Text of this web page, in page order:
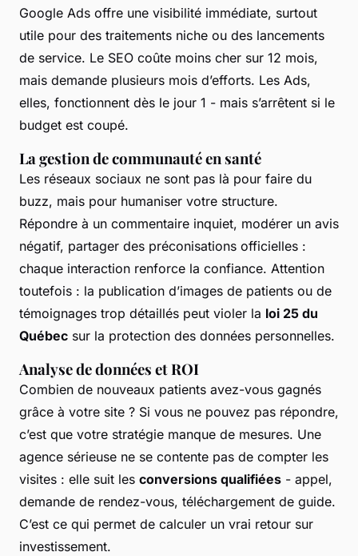
Google Ads offre une visibilité immédiate, surtout
utile pour des traitements niche ou des lancements
de service. Le SEO coûte moins cher sur 12 mois,
mais demande plusieurs mois d’efforts. Les Ads,
elles, fonctionnent dès le jour 1 - mais s’arrêtent si le
budget est coupé.
La gestion de communauté en santé
Les réseaux sociaux ne sont pas là pour faire du
buzz, mais pour humaniser votre structure.
Répondre à un commentaire inquiet, modérer un avis
négatif, partager des préconisations officielles :
chaque interaction renforce la confiance. Attention
toutefois : la publication d’images de patients ou de
témoignages trop détaillés peut violer la loi 25 du
Québec sur la protection des données personnelles.
Analyse de données et ROI
Combien de nouveaux patients avez-vous gagnés
grâce à votre site ? Si vous ne pouvez pas répondre,
c’est que votre stratégie manque de mesures. Une
agence sérieuse ne se contente pas de compter les
visites : elle suit les conversions qualifiées - appel,
demande de rendez-vous, téléchargement de guide.
C’est ce qui permet de calculer un vrai retour sur
investissement.